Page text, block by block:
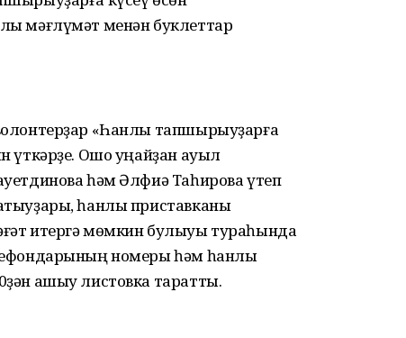
мәғлүмәт менән буклеттар
«Һанлы тапшырыуҙарға
үткәрҙе. Ошо уңайҙан ауыл
һәм Әлфиә Таһирова үтеп
һанлы приставканы
итергә мөмкин булыуы тураһында
номеры һәм һанлы
ашыу листовка таратты.